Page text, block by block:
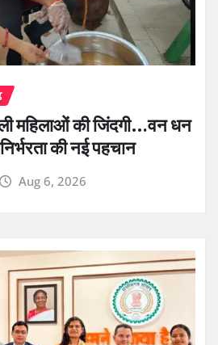
महिलाओं की जिंदगी…वन धन
की नई पहचान
Aug 6, 2026